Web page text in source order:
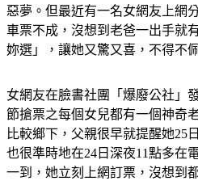
車票不成，沒想到老爸一出手就
妳選」， 讓她又驚又喜，不得不
節搶票之每個女兒都有一個神奇
比較鄉下，父親很早就提醒她25
也很準時地在24日深夜11點多在
一到，她立刻上網訂票，沒想到
訴父親，打算把希望放在30日開